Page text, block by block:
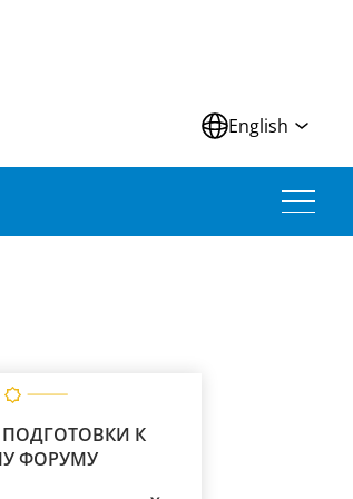
English
К
ФОРУМУ